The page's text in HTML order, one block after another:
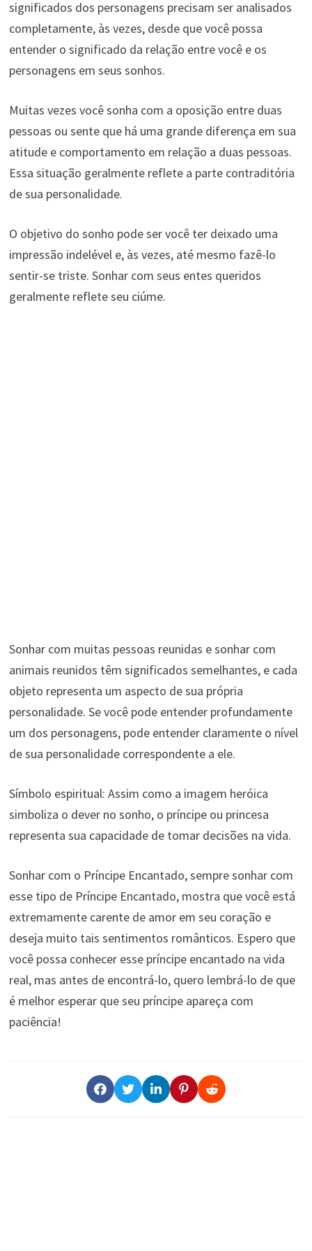
significados dos personagens precisam ser analisados ​​
completamente, às vezes, desde que você possa
entender o significado da relação entre você e os
personagens em seus sonhos.
Muitas vezes você sonha com a oposição entre duas
pessoas ou sente que há uma grande diferença em sua
atitude e comportamento em relação a duas pessoas.
Essa situação geralmente reflete a parte contraditória
de sua personalidade.
O objetivo do sonho pode ser você ter deixado uma
impressão indelével e, às vezes, até mesmo fazê-lo
sentir-se triste. Sonhar com seus entes queridos
geralmente reflete seu ciúme.
Sonhar com muitas pessoas reunidas e sonhar com
animais reunidos têm significados semelhantes, e cada
objeto representa um aspecto de sua própria
personalidade. Se você pode entender profundamente
um dos personagens, pode entender claramente o nível
de sua personalidade correspondente a ele.
Símbolo espiritual: Assim como a imagem heróica
simboliza o dever no sonho, o príncipe ou princesa
representa sua capacidade de tomar decisões na vida.
Sonhar com o Príncipe Encantado, sempre sonhar com
esse tipo de Príncipe Encantado, mostra que você está
extremamente carente de amor em seu coração e
deseja muito tais sentimentos românticos. Espero que
você possa conhecer esse príncipe encantado na vida
real, mas antes de encontrá-lo, quero lembrá-lo de que
é melhor esperar que seu príncipe apareça com
paciência!